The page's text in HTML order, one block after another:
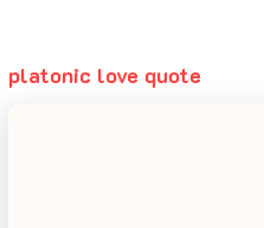
platonic love quote